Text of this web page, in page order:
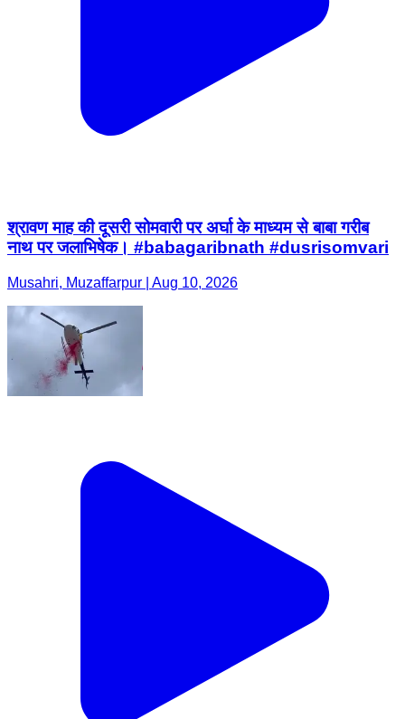
श्रावण माह की दूसरी सोमवारी पर अर्घा के माध्यम से बाबा गरीब
नाथ पर जलाभिषेक। #babagaribnath #dusrisomvari
Musahri, Muzaffarpur | Aug 10, 2026